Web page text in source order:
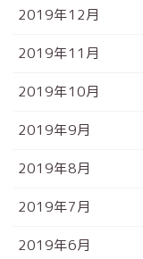
2019年12月
2019年11月
2019年10月
2019年9月
2019年8月
2019年7月
2019年6月